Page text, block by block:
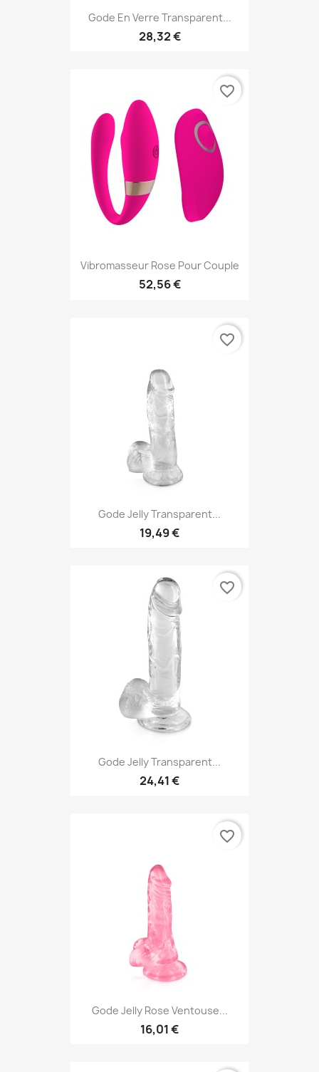
Gode En Verre Transparent...
28,32 €
Vibromasseur Rose Pour Couple
52,56 €
favorite_border
Gode Jelly Transparent...
19,49 €
favorite_border
Gode Jelly Transparent...
24,41 €
favorite_border
Gode Jelly Rose Ventouse...
16,01 €
favorite_border